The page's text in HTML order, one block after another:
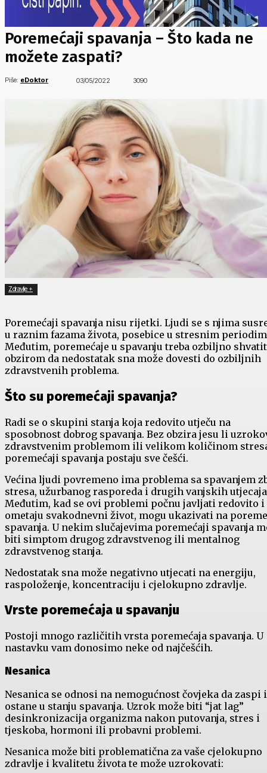
Poremećaji spavanja – Što kada ne
možete zaspati?
Piše: eDoktor 03/05/2022 3090
Zdravlje +
Poremećaji spavanja nisu rijetki. Ljudi se s njima
u raznim fazama života, posebice u stresnim
Međutim, poremećaje u spavanju treba ozbiljno
obzirom da nedostatak sna može dovesti do ozbiljnih
zdravstvenih problema.
Što su poremećaji spavanja?
Radi se o skupini stanja koja redovito utječu na
sposobnost dobrog spavanja. Bez obzira jesu li
zdravstvenim problemom ili velikom količinom
poremećaji spavanja postaju sve češći.
Većina ljudi povremeno ima problema sa spavanjem
stresa, užurbanog rasporeda i drugih vanjskih
Međutim, kad se ovi problemi počnu javljati redovito i
ometaju svakodnevni život, mogu ukazivati ​​na
spavanja. U nekim slučajevima poremećaji spavanja
biti simptom drugog zdravstvenog ili mentalnog
zdravstvenog stanja.
Nedostatak sna može negativno utjecati na energiju,
raspoloženje, koncentraciju i cjelokupno zdravlje.
Vrste poremećaja u spavanju
Postoji mnogo različitih vrsta poremećaja spavanja. U
nastavku vam donosimo neke od najčešćih.
Nesanica
Nesanica se odnosi na nemogućnost čovjeka da zaspi
ostane u stanju spavanja. Uzrok može biti “jat lag”
desinkronizacija organizma nakon putovanja, stres i
tjeskoba, hormoni ili probavni problemi.
Nesanica može biti problematična za vaše cjelokupno
zdravlje i kvalitetu života te može uzrokovati: